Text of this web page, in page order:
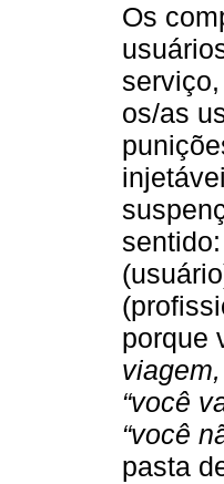
Os
os/as
sentido:
porque
“você
“você
pasta